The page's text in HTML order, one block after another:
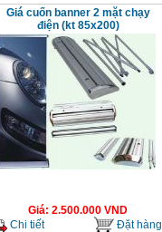
Giá cuốn banner 2 mặt chạy
điện (kt 85x200)
Giá: 2.500.000 VND
Chi tiết
Đặt hàng